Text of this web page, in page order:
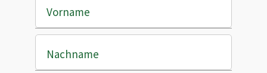
Vorname
Nachname